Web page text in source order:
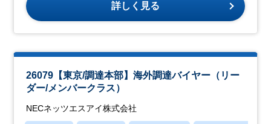
詳しく見る
26079【東京/調達本部】海外調達バイヤー（リー
ダー/メンバークラス）
NECネッツエスアイ株式会社